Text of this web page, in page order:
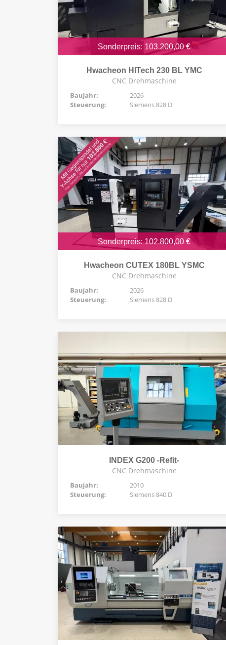
Sonderpreis: 103.200,00 €
Hwacheon HITech 230 BL YMC
CNC Drehmaschine
Baujahr:
2026
Steuerung:
Siemens 828 D
Sonderpreis: 102.800,00 €
Hwacheon CUTEX 180BL YSMC
CNC Drehmaschine
Baujahr:
2026
Steuerung:
Siemens 828 D
INDEX G200 -Refit-
CNC Drehmaschine
Baujahr:
2010
Steuerung:
Siemens 840 D